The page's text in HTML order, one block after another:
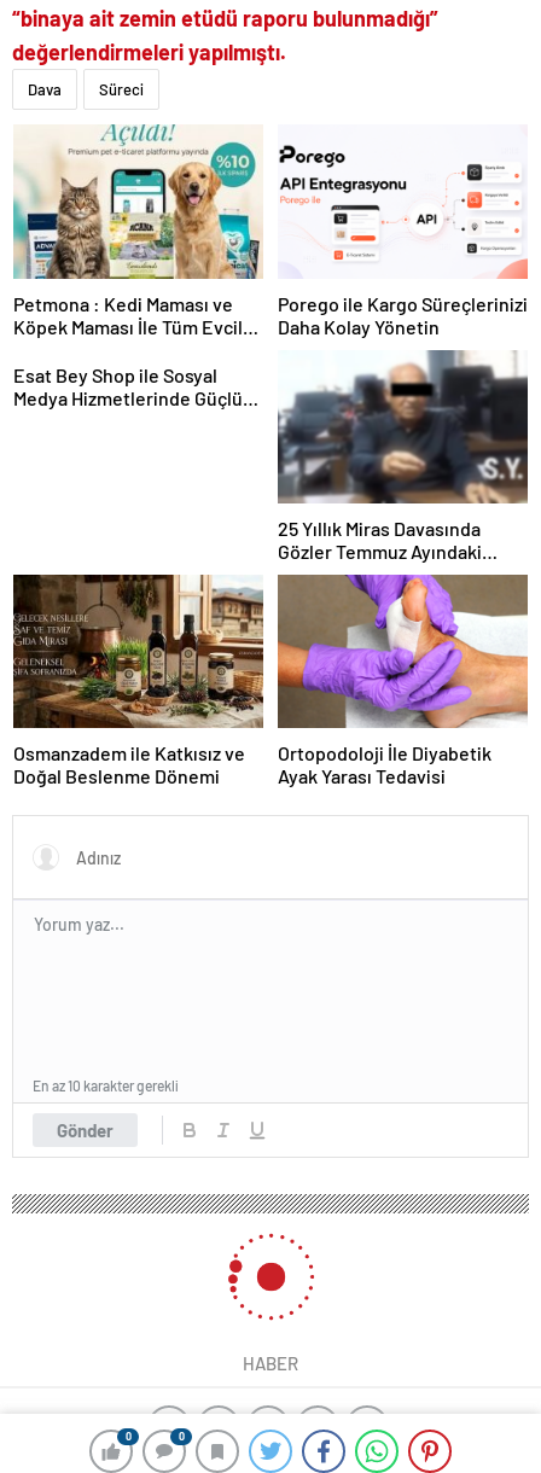
0 0
“binaya ait zemin etüdü raporu bulunmadığı”
değerlendirmeleri yapılmıştı.
Dava Süreci
Petmona : Kedi Maması ve
Köpek Maması İle Tüm Evcil
Porego ile Kargo Süreçlerinizi
Daha Kolay Yönetin
Esat Bey Shop ile Sosyal
Medya Hizmetlerinde Güçlü
25 Yıllık Miras Davasında
Gözler Temmuz Ayındaki
Karar Duruşmasına Çevrildi
Osmanzadem ile Katkısız ve
Doğal Beslenme Dönemi
Ortopodoloji İle Diyabetik
Ayak Yarası Tedavisi
Gönder
En az 10 karakter gerekli
HABER